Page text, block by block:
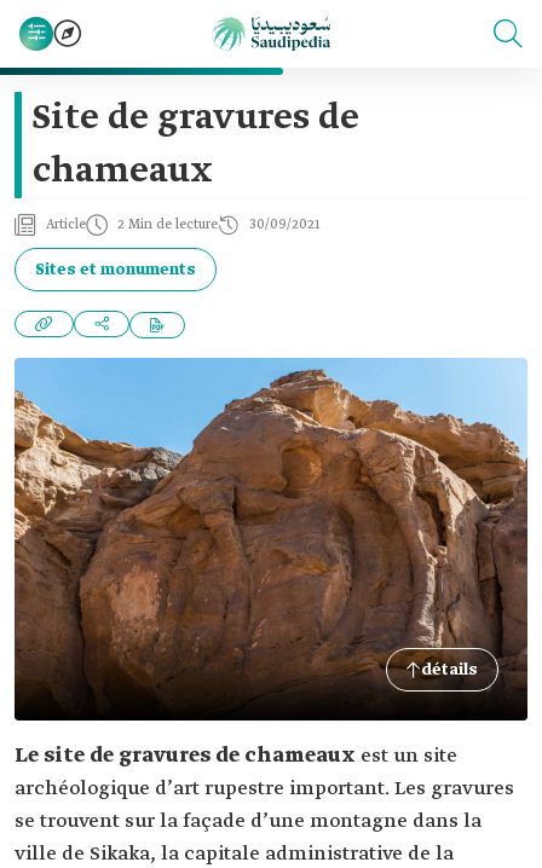
Site de gravures de
chameaux
Article 2 Min de lecture 30/09/2021
Sites et monuments
détails
Le site de gravures de chameaux est un site
archéologique d’art rupestre important. Les gravures
se trouvent sur la façade d’une montagne dans la
ville de Sikaka, la capitale administrative de la